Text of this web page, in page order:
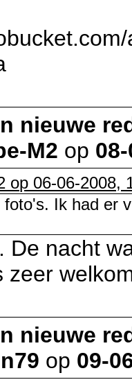
nieuwe
M2 op
op 06-06-2008,
Ik had er
De nacht
zeer
nieuwe
op 09-